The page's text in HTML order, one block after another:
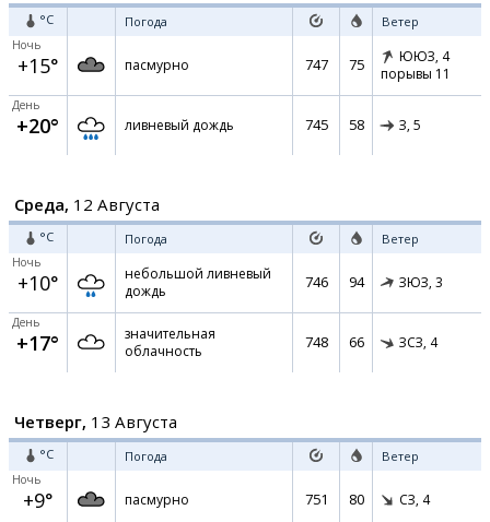
°C Погода Ветер
Ночь
+15° пасмурно 747 75 ЮЮЗ, 4
порывы 11
День
+20° ливневый дождь 745 58 З, 5
Среда, 12 Августа
°C Погода Ветер
Ночь
+10°
небольшой ливневый
дождь
746 94 ЗЮЗ, 3
День
+17°
значительная
облачность
748 66 ЗСЗ, 4
Четверг, 13 Августа
°C Погода Ветер
Ночь
+9° пасмурно 751 80 СЗ, 4